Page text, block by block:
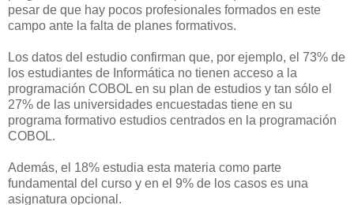
pesar de que hay pocos profesionales formados en este
campo ante la falta de planes formativos.
Los datos del estudio confirman que, por ejemplo, el 73% de
los estudiantes de Informática no tienen acceso a la
programación COBOL en su plan de estudios y tan sólo el
27% de las universidades encuestadas tiene en su
programa formativo estudios centrados en la programación
COBOL.
Además, el 18% estudia esta materia como parte
fundamental del curso y en el 9% de los casos es una
asignatura opcional.